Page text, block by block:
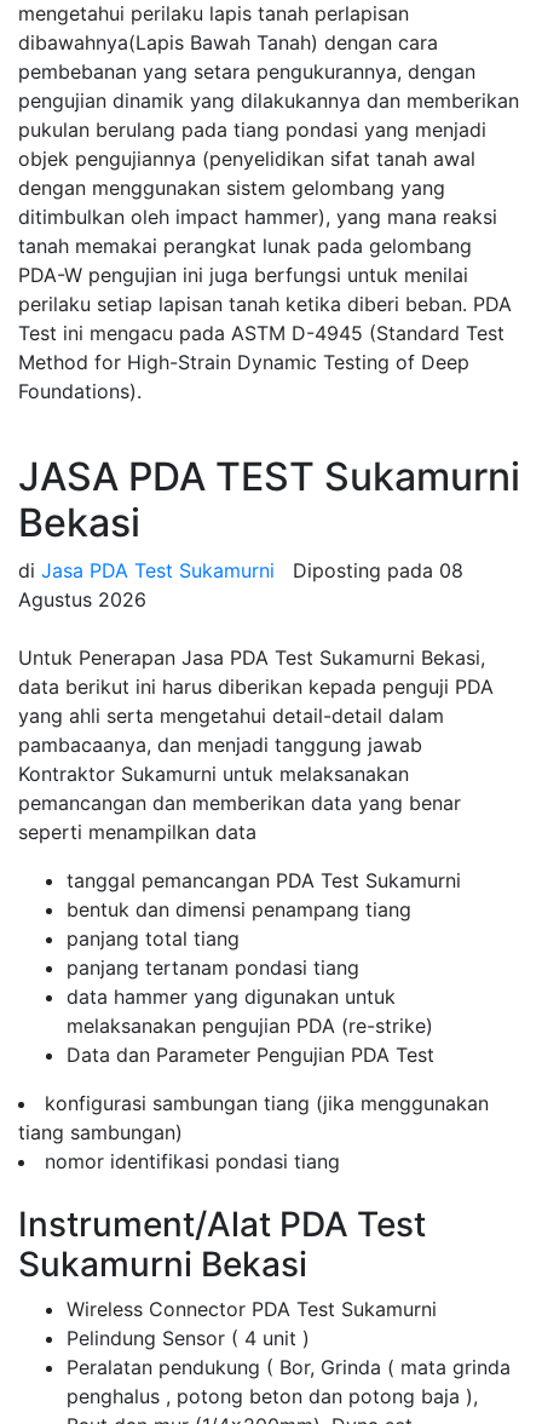
mengetahui perilaku lapis tanah perlapisan
dibawahnya(Lapis Bawah Tanah) dengan cara
pembebanan yang setara pengukurannya, dengan
pengujian dinamik yang dilakukannya dan memberikan
pukulan berulang pada tiang pondasi yang menjadi
objek pengujiannya (penyelidikan sifat tanah awal
dengan menggunakan sistem gelombang yang
ditimbulkan oleh impact hammer), yang mana reaksi
tanah memakai perangkat lunak pada gelombang
PDA-W pengujian ini juga berfungsi untuk menilai
perilaku setiap lapisan tanah ketika diberi beban. PDA
Test ini mengacu pada ASTM D-4945 (Standard Test
Method for High-Strain Dynamic Testing of Deep
Foundations).
JASA PDA TEST Sukamurni
Bekasi
di Jasa PDA Test Sukamurni Diposting pada 08
Agustus 2026
Untuk Penerapan Jasa PDA Test Sukamurni Bekasi,
data berikut ini harus diberikan kepada penguji PDA
yang ahli serta mengetahui detail-detail dalam
pambacaanya, dan menjadi tanggung jawab
Kontraktor Sukamurni untuk melaksanakan
pemancangan dan memberikan data yang benar
seperti menampilkan data
tanggal pemancangan PDA Test Sukamurni
bentuk dan dimensi penampang tiang
panjang total tiang
panjang tertanam pondasi tiang
data hammer yang digunakan untuk
melaksanakan pengujian PDA (re-strike)
Data dan Parameter Pengujian PDA Test
konfigurasi sambungan tiang (jika menggunakan
tiang sambungan)
nomor identifikasi pondasi tiang
Instrument/Alat PDA Test
Sukamurni Bekasi
Wireless Connector PDA Test Sukamurni
Pelindung Sensor ( 4 unit )
Peralatan pendukung ( Bor, Grinda ( mata grinda
penghalus , potong beton dan potong baja ),